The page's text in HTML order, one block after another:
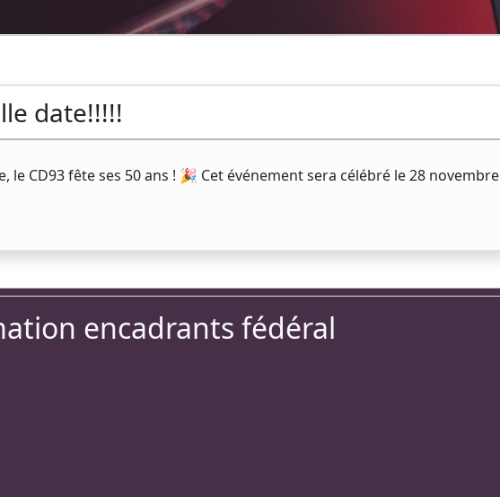
date!!!!!
le CD93 fête ses 50 ans ! 🎉 Cet événement sera célébré le 28 novembre
encadrants fédéral